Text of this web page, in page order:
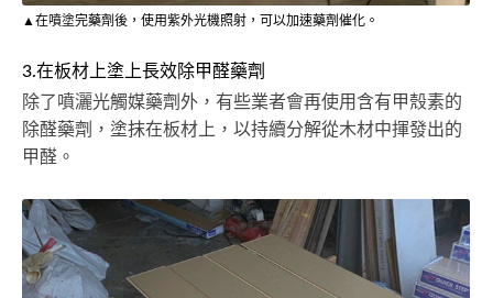
▲在噴塗完藥劑後，使用紫外光機照射，可以加速藥劑催化。
3.在板材上塗上長效除甲醛藥劑
除了噴灑光觸媒藥劑外，有些業者會再使用含有甲殼素的
除醛藥劑，塗抹在板材上，以持續分解從木材中揮發出的
甲醛。